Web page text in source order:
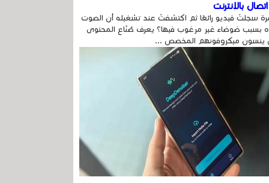
بالإنترنت
سجلتَ فيديو رائعًا ثم اكتشفتَ عند تشغيله أن الصوت
بسبب ضوضاء غير مرغوب فيها؟ يعرف صُنّاع المحتوى
ينسون ميكروفونهم المخصص ...